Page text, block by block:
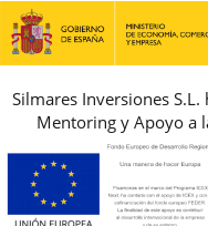
REBAJAS
Silmares Inversiones
Mentoring y Apoyo a